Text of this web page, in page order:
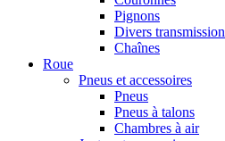
Pignons
Divers transmission
Chaînes
Roue
Pneus et accessoires
Pneus
Pneus à talons
Chambres à air